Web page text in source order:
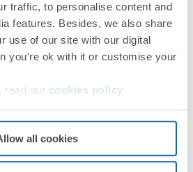
traffic, to personalise content and
features. Besides, we also share
use of our site with our digital
you're ok with it or customise your
read our cookies policy
all cookies